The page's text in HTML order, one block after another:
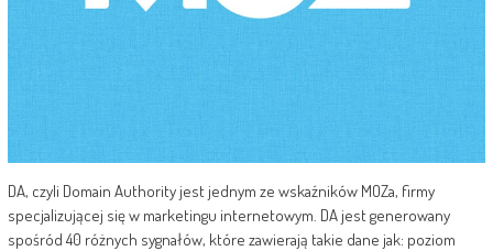
DA, czyli Domain Authority jest jednym ze wskaźników MOZa, firmy
specjalizującej się w marketingu internetowym. DA jest generowany
spośród 40 różnych sygnałów, które zawierają takie dane jak: poziom